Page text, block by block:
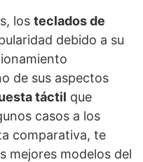
los teclados de
debido a su
de sus aspectos
táctil que
casos a los
comparativa, te
mejores modelos del